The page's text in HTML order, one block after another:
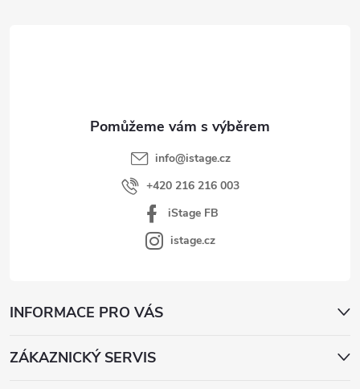
info@istage.cz
+420 216 216 003
iStage FB
istage.cz
INFORMACE PRO VÁS
ZÁKAZNICKÝ SERVIS